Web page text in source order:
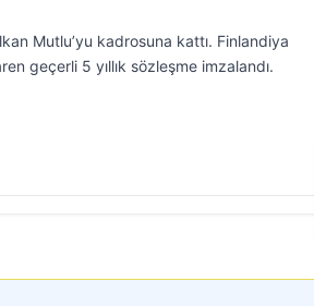
Mutlu’yu kadrosuna kattı. Finlandiya
geçerli 5 yıllık sözleşme imzalandı.